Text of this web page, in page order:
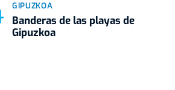
GIPUZKOA
Banderas de las playas de
Gipuzkoa